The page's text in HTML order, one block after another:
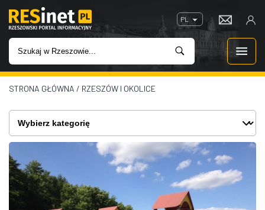
PL
WIADOMOŚCI
INWESTYCJE
IMPREZY
ROZRYWKA
STRONA GŁÓWNA / RZESZÓW I OKOLICE